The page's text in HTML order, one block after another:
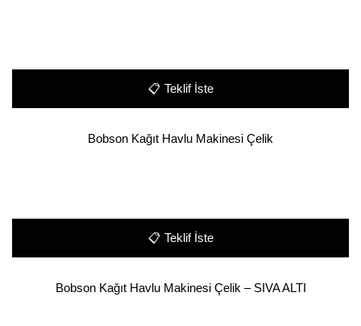
📋 Teklif İste
Bobson Kağıt Havlu Makinesi Çelik
📋 Teklif İste
Bobson Kağıt Havlu Makinesi Çelik – SIVA ALTI